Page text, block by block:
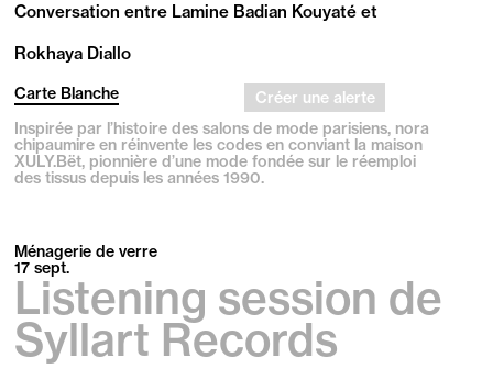
Conversation entre Lamine Badian Kouyaté et
Rokhaya Diallo
Carte Blanche
Créer une alerte
Inspirée par l’histoire des salons de mode parisiens, nora
chipaumire en réinvente les codes en conviant la maison
XULY.Bët, pionnière d’une mode fondée sur le réemploi
des tissus depuis les années 1990.
Ménagerie de verre
17sept.
Listening session de
Syllart Records